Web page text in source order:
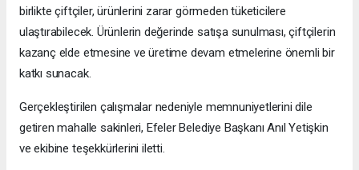
birlikte çiftçiler, ürünlerini zarar görmeden tüketicilere
ulaştırabilecek. Ürünlerin değerinde satışa sunulması, çiftçilerin
kazanç elde etmesine ve üretime devam etmelerine önemli bir
katkı sunacak.
Gerçekleştirilen çalışmalar nedeniyle memnuniyetlerini dile
getiren mahalle sakinleri, Efeler Belediye Başkanı Anıl Yetişkin
ve ekibine teşekkürlerini iletti.